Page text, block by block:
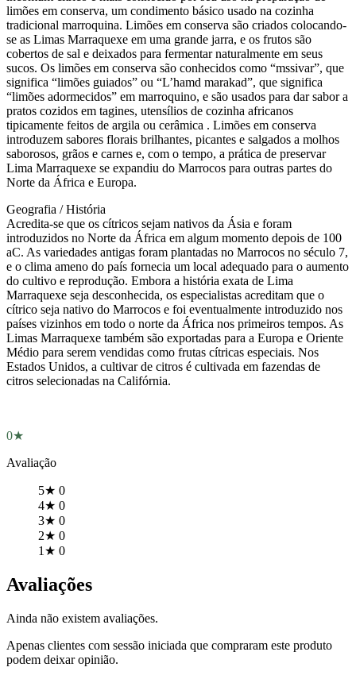
limões em conserva, um condimento básico usado na cozinha
tradicional marroquina. Limões em conserva são criados colocando-
se as Limas Marraquexe em uma grande jarra, e os frutos são
cobertos de sal e deixados para fermentar naturalmente em seus
sucos. Os limões em conserva são conhecidos como “mssivar”, que
significa “limões guiados” ou “L’hamd marakad”, que significa
“limões adormecidos” em marroquino, e são usados ​​para dar sabor a
pratos cozidos em tagines, utensílios de cozinha africanos
tipicamente feitos de argila ou cerâmica . Limões em conserva
introduzem sabores florais brilhantes, picantes e salgados a molhos
saborosos, grãos e carnes e, com o tempo, a prática de preservar
Lima Marraquexe se expandiu do Marrocos para outras partes do
Norte da África e Europa.
Geografia / História
Acredita-se que os cítricos sejam nativos da Ásia e foram
introduzidos no Norte da África em algum momento depois de 100
aC. As variedades antigas foram plantadas no Marrocos no século 7,
e o clima ameno do país fornecia um local adequado para o aumento
do cultivo e reprodução. Embora a história exata de Lima
Marraquexe seja desconhecida, os especialistas acreditam que o
cítrico seja nativo do Marrocos e foi eventualmente introduzido nos
países vizinhos em todo o norte da África nos primeiros tempos. As
Limas Marraquexe também são exportadas para a Europa e Oriente
Médio para serem vendidas como frutas cítricas especiais. Nos
Estados Unidos, a cultivar de citros é cultivada em fazendas de
citros selecionadas na Califórnia.
0★
Avaliação
5★ 0
4★ 0
3★ 0
2★ 0
1★ 0
Avaliações
Ainda não existem avaliações.
Apenas clientes com sessão iniciada que compraram este produto
podem deixar opinião.